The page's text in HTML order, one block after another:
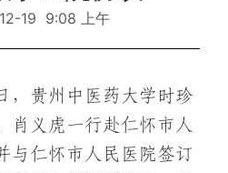
19 9:08 上午
，贵州中医药大学时珍
肖义虎一行赴仁怀市人
与仁怀市人民医院签订